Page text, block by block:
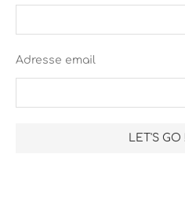
Adresse email